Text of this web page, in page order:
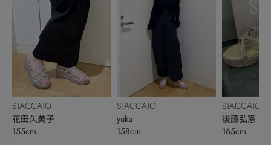
STACCATO
花田久美子
155cm
STACCATO
yuka
158cm
STACCATO
後藤弘憲
165cm